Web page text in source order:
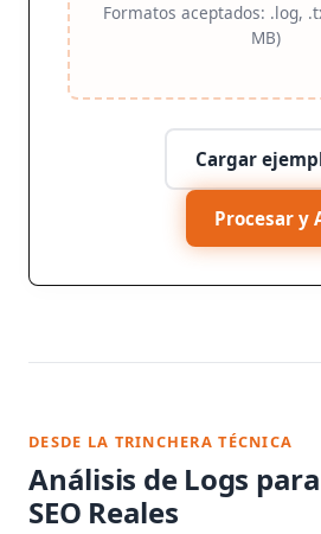
Formatos aceptados: .log,
MB)
Cargar
Procesar y
DESDE LA TRINCHERA TÉCNICA
Análisis de Logs
SEO Reales